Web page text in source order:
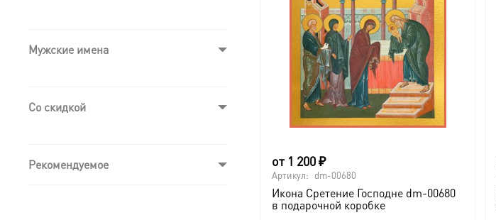
Мужские имена
Со скидкой
Рекомендуемое от 1 200₽
Артикул: dm-00680
Икона Сретение Господне dm-00680
в подарочной коробке